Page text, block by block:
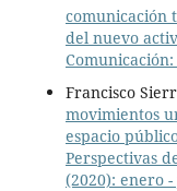
comunicación
del nuevo
Francisco
movimientos
espacio
Perspectivas
(2020): enero